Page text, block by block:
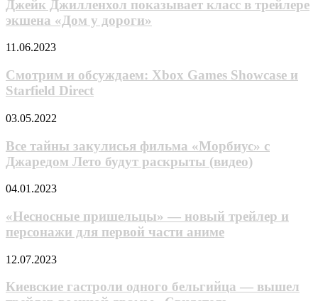
уровнях
открывках
«Песочного
класс
в
экшена
у
дороги»
Джейк Джилленхол показывает класс в трейлере
экшена «Дом у дороги»
Смотрим
обсуждаем:
Xbox
Games
и
Direct
11.06.2023
Смотрим и обсуждаем: Xbox Games Showcase и
Starfield Direct
Все
закулисья
фильма
«Морбиус»
Джаредом
будут
раскрыты
03.05.2022
Все тайны закулисья фильма «Морбиус» с
Джаредом Лето будут раскрыты (видео)
«Несносные
—
новый
трейлер
персонажи
первой
04.01.2023
«Несносные пришельцы» — новый трейлер и
персонажи для первой части аниме
Киевские
одного
бельгийца
12.07.2023
Киевские гастроли одного бельгийца — вышел